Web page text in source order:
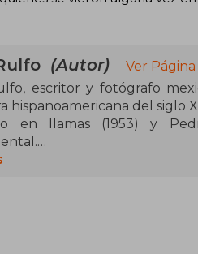
(Autor)
Ver
escritor y fotógrafo
hispanoamericana del siglo
en llamas (1953) y